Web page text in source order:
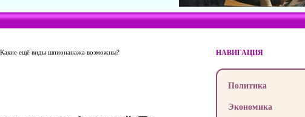
ещё виды шпионанажа возможны? НАВИГАЦИЯ
Политика
Экономика